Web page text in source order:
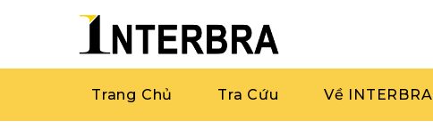
Trang Chủ Tra Cứu Về INTERBRA